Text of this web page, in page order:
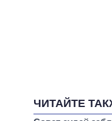
ЧИТАЙТЕ